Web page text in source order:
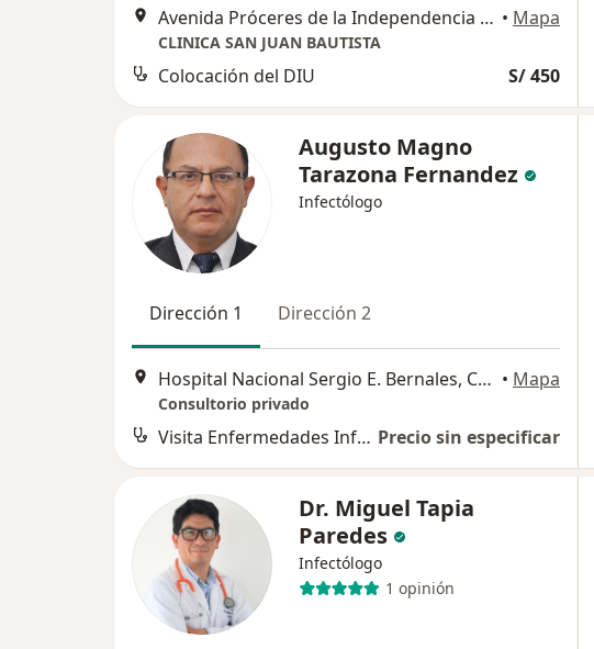
Avenida Próceres de la Independencia 1764, Lima • Mapa
CLINICA SAN JUAN BAUTISTA
Colocación del DIU S/ 450
Augusto Magno
Tarazona Fernandez
Infectólogo
Dirección 1 Dirección 2
Hospital Nacional Sergio E. Bernales, Comas • Mapa
Consultorio privado
Visita Enfermedades Infecciosas y Tropicales Precio sin especificar
Dr. Miguel Tapia
Paredes
Infectólogo
1 opinión